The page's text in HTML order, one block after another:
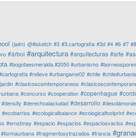
(jaén) @#sketch #3 #3.cartografía #3d #4 #6 #7 #8
#árbol #arquitectura #arquitecturas #arte
#bogotaesmeralda #2050 #urbanismo
#relieve #urbangame02 #chile
#clasicoscomtemporaneos
#concurso #cooperation #copenhague
#density #derechoalaciudad #desarrollo
#ecobarrios #ecologicalbalance #ecologicalfootprint
#ernstmay #espacio #espacios #espaciosvacios
#formaurbana #fragmentosytrazados #francia